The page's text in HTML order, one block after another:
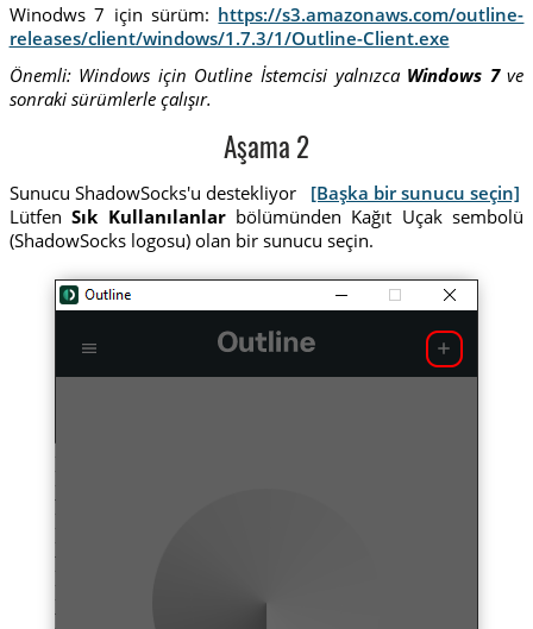
Winodws 7 için sürüm: https://s3.amazonaws.com/outline-
releases/client/windows/1.7.3/1/Outline-Client.exe
Önemli: Windows için Outline İstemcisi yalnızca Windows 7ve
sonraki sürümlerle çalışır.
Aşama 2
Sunucu ShadowSocks'u destekliyor [Başka bir sunucu seçin]
LütfenSık Kullanılanlarbölümünden Kağıt Uçak sembolü
(ShadowSocks logosu) olan bir sunucu seçin.